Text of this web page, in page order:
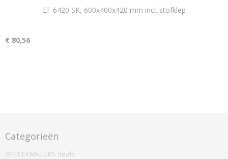
EF 6420 SK, 600x400x420 mm incl. stofklep
€ 80,56
Categorieën
OFFICEKNALLERS deals